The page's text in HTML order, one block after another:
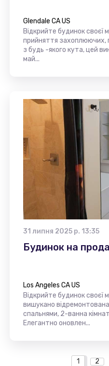
Glendale CA US
Відкрийте будинок своєї
прийняття захоплюючих,
з будь -якого кута, цей
май...
31 липня 2025 р. 13:35
Будинок на
Los Angeles CA US
Відкрийте будинок своєї
вишукано
спальнями, 2-ванна
Елегантно оновлен...
1 2